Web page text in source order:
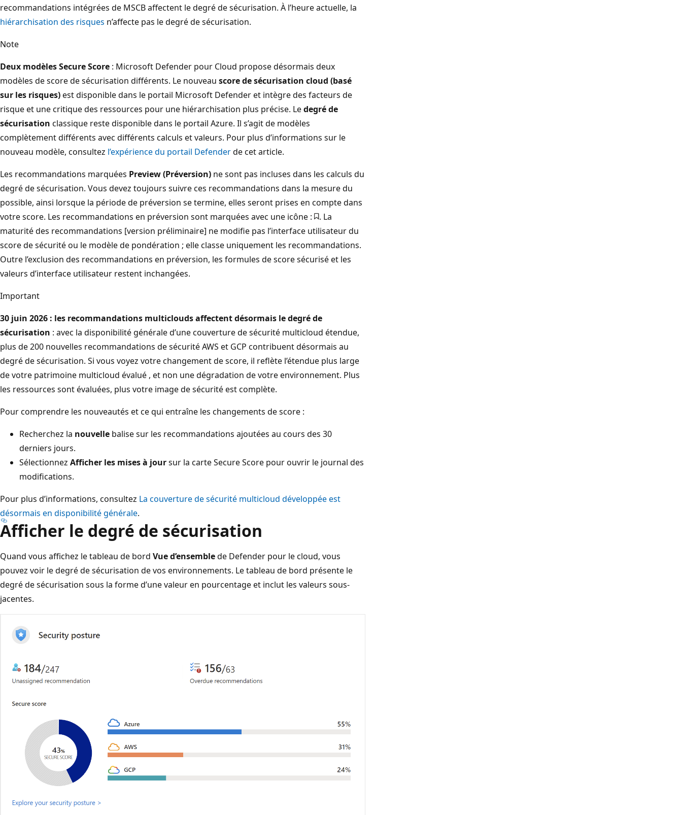
recommandations intégrées de MSCB affectent le degré de sécurisation. À l’heure actuelle, la
hiérarchisation des risques n’affecte pas le degré de sécurisation.
Note
Deux modèles Secure Score : Microsoft Defender pour Cloud propose désormais deux
modèles de score de sécurisation différents. Le nouveau score de sécurisation cloud (basé
sur les risques)est disponible dans le portail Microsoft Defender et intègre des facteurs de
risque et une critique des ressources pour une hiérarchisation plus précise. Ledegré de
sécurisation classique reste disponible dans le portail Azure. Il s’agit de modèles
complètement différents avec différents calculs et valeurs. Pour plus d’informations sur le
nouveau modèle, consultez l’expérience du portail Defenderde cet article.
Les recommandations marquées Preview (Préversion) ne sont pas incluses dans les calculs du
degré de sécurisation. Vous devez toujours suivre ces recommandations dans la mesure du
possible, ainsi lorsque la période de préversion se termine, elles seront prises en compte dans
votre score. Les recommandations en préversion sont marquées avec une icône :
. La
maturité des recommandations [version préliminaire] ne modifie pas l’interface utilisateur du
score de sécurité ou le modèle de pondération ; elle classe uniquement les recommandations.
Outre l’exclusion des recommandations en préversion, les formules de score sécurisé et les
valeurs d’interface utilisateur restent inchangées.
Important
30 juin 2026 : les recommandations multiclouds affectent désormais le degré de
sécurisation : avec la disponibilité générale d’une couverture de sécurité multicloud étendue,
plus de 200 nouvelles recommandations de sécurité AWS et GCP contribuent désormais au
degré de sécurisation. Si vous voyez votre changement de score, il reflète l’étendue plus large
de votre patrimoine multicloud évalué , et non une dégradation de votre environnement. Plus
les ressources sont évaluées, plus votre image de sécurité est complète.
Pour comprendre les nouveautés et ce qui entraîne les changements de score :
Recherchez la nouvelle balise sur les recommandations ajoutées au cours des 30
derniers jours.
Sélectionnez Afficher les mises à joursur la carte Secure Score pour ouvrir le journal des
modifications.
Pour plus d’informations, consultez La couverture de sécurité multicloud développée est
désormais en disponibilité générale.
Afficher le degré de sécurisation
Quand vous affichez le tableau de bord Vue d’ensemblede Defender pour le cloud, vous
pouvez voir le degré de sécurisation de vos environnements. Le tableau de bord présente le
degré de sécurisation sous la forme d’une valeur en pourcentage et inclut les valeurs sous-
jacentes.